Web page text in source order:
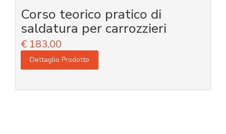
Corso teorico pratico di
saldatura per carrozzieri
€ 183,00
Dettaglio Prodotto